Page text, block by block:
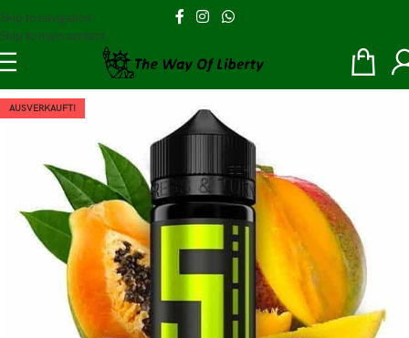
Skip to navigation
Skip to main content
AUSVERKAUFT!